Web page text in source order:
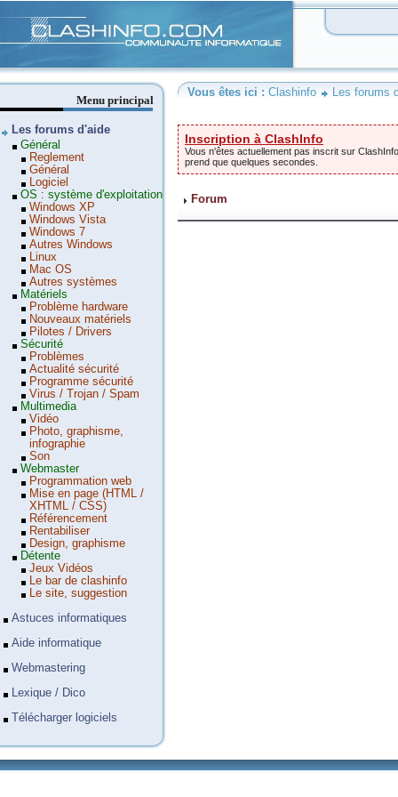
Vous êtes ici : Clashinfo Les forums
Inscription à ClashInfo
Vous n'êtes actuellement pas inscrit sur
prend que quelques secondes.
Forum
Menu principal
Les forums d'aide
Général
Reglement
Général
Logiciel
OS : système d'exploitation
Windows XP
Windows Vista
Windows 7
Autres Windows
Linux
Mac OS
Autres systèmes
Matériels
Problème hardware
Nouveaux matériels
Pilotes / Drivers
Sécurité
Problèmes
Actualité sécurité
Programme sécurité
Virus / Trojan / Spam
Multimedia
Vidéo
Photo, graphisme,
infographie
Son
Webmaster
Programmation web
Mise en page (HTML /
XHTML / CSS)
Référencement
Rentabiliser
Design, graphisme
Détente
Jeux Vidéos
Le bar de clashinfo
Le site, suggestion
Astuces informatiques
Aide informatique
Webmastering
Lexique / Dico
Télécharger logiciels